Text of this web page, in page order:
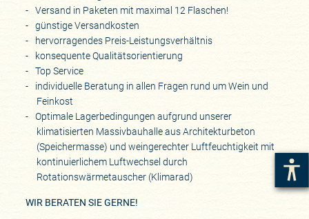
Versand in Paketen mit maximal 12 Flaschen!
günstige Versandkosten
hervorragendes Preis-Leistungsverhältnis
konsequente Qualitätsorientierung
Top Service
individuelle Beratung in allen Fragen rund um Wein und
Feinkost
Optimale Lagerbedingungen aufgrund unserer
klimatisierten Massivbauhalle aus Architekturbeton
(Speichermasse) und weingerechter Luftfeuchtigkeit mit
kontinuierlichem Luftwechsel durch
Rotationswärmetauscher (Klimarad)
WIR BERATEN SIE GERNE!